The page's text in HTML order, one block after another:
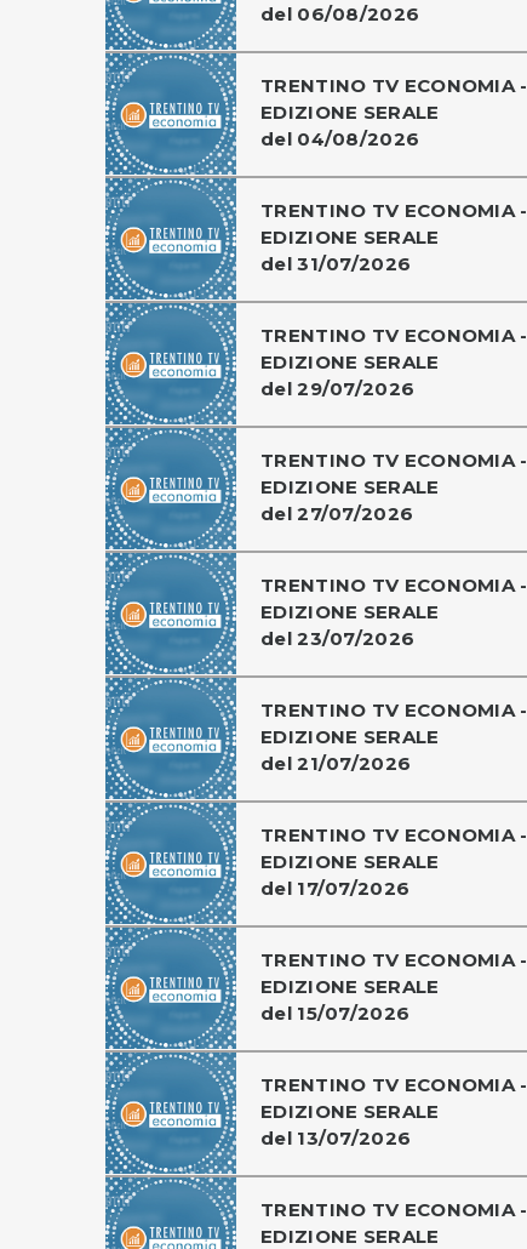
del 06/08/2026
TRENTINO TV ECONOMIA -
EDIZIONE SERALE
del 04/08/2026
TRENTINO TV ECONOMIA -
EDIZIONE SERALE
del 31/07/2026
TRENTINO TV ECONOMIA -
EDIZIONE SERALE
del 29/07/2026
TRENTINO TV ECONOMIA -
EDIZIONE SERALE
del 27/07/2026
TRENTINO TV ECONOMIA -
EDIZIONE SERALE
del 23/07/2026
TRENTINO TV ECONOMIA -
EDIZIONE SERALE
del 21/07/2026
TRENTINO TV ECONOMIA -
EDIZIONE SERALE
del 17/07/2026
TRENTINO TV ECONOMIA -
EDIZIONE SERALE
del 15/07/2026
TRENTINO TV ECONOMIA -
EDIZIONE SERALE
del 13/07/2026
TRENTINO TV ECONOMIA -
EDIZIONE SERALE